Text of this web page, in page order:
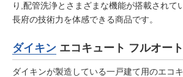
り,配管洗浄とさまざまな機能が搭載されて
長府の技術力を体感できる商品です。
ダイキン エコキュート フルオート
ダイキンが製造している一戸建て用のエコキ